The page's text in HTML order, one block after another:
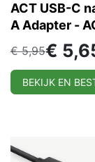
ACT USB-C
A Adapter -
€5,95€
BEKIJK EN